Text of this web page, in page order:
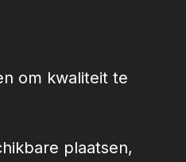
om kwaliteit te
plaatsen,